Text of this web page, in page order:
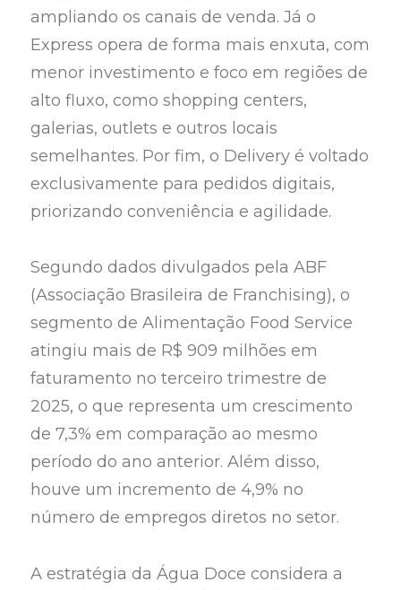
ampliando os canais de venda. Já o
Express opera de forma mais enxuta, com
menor investimento e foco em regiões de
alto fluxo, como shopping centers,
galerias, outlets e outros locais
semelhantes. Por fim, o Delivery é voltado
exclusivamente para pedidos digitais,
priorizando conveniência e agilidade.
Segundo dados divulgados pela ABF
(Associação Brasileira de Franchising), o
segmento de Alimentação Food Service
atingiu mais de R$ 909 milhões em
faturamento no terceiro trimestre de
2025, o que representa um crescimento
de 7,3% em comparação ao mesmo
período do ano anterior. Além disso,
houve um incremento de 4,9% no
número de empregos diretos no setor.
A estratégia da Água Doce considera a